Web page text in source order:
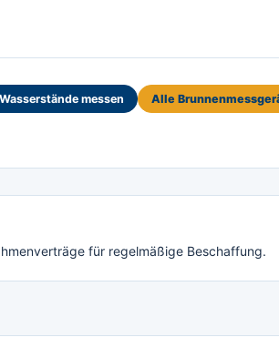
messen Alle
für regelmäßige Beschaffung.